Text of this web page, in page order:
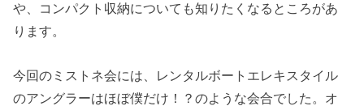
や、コンパクト収納についても知りたくなるところがあ
ります。
今回のミストネ会には、レンタルボートエレキスタイル
のアングラーはほぼ僕だけ！？のような会合でした。オ